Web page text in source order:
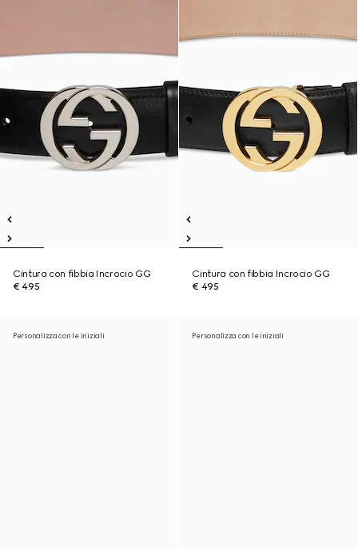
Cintura con fibbia Incrocio GG
€ 495
Cintura con fibbia Incrocio GG
€ 495
Personalizza con le iniziali Personalizza con le iniziali